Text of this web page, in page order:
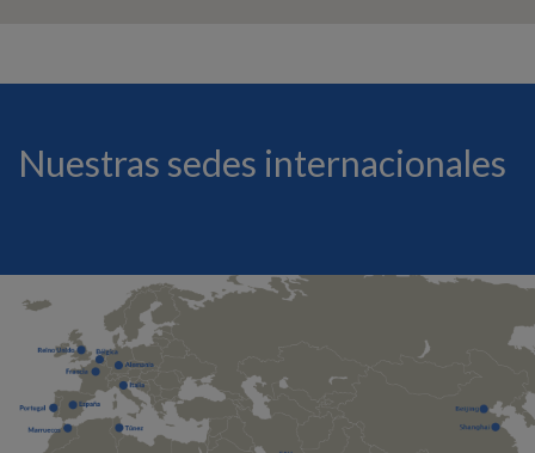
Nuestras sedes internacionales